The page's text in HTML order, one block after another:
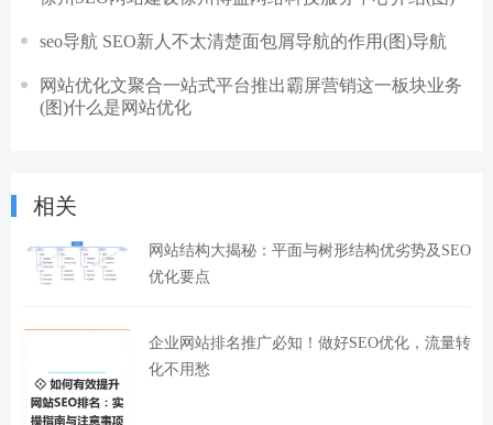
seo导航 SEO新人不太清楚面包屑导航的作用(图)导航
网站优化文聚合一站式平台推出霸屏营销这一板块业务
(图)什么是网站优化
相关
网站结构大揭秘：平面与树形结构优劣势及SEO
优化要点
企业网站排名推广必知！做好SEO优化，流量转
化不用愁